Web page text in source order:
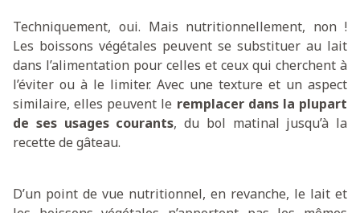
Techniquement, oui. Mais nutritionnellement, non !
Les boissons végétales peuvent se substituer au lait
dans l’alimentation pour celles et ceux qui cherchent à
l’éviter ou à le limiter. Avec une texture et un aspect
similaire, elles peuvent le remplacer dans la plupart
de ses usages courants, du bol matinal jusqu’à la
recette de gâteau.
D’un point de vue nutritionnel, en revanche, le lait et